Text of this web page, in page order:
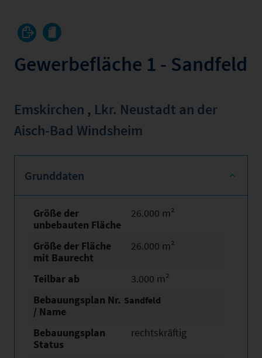
Gewerbefläche 1 - Sandfeld
Emskirchen , Lkr. Neustadt an der
Aisch-Bad Windsheim
Grunddaten
Größe der
unbebauten Fläche
26.000 m²
Größe der Fläche
mit Baurecht
26.000 m²
Teilbar ab
3.000 m²
Bebauungsplan Nr.
/ Name
Sandfeld
Bebauungsplan
Status
rechtskräftig